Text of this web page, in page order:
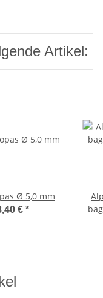
Artikel:
Ø 5,0 mm
€ *